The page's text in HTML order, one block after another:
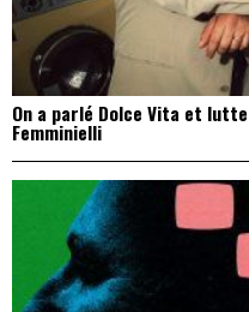
On a parlé Dolce Vita et
Femminielli